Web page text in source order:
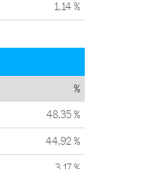
1,14 %
%
48,35 %
44,92 %